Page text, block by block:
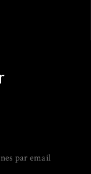
par email